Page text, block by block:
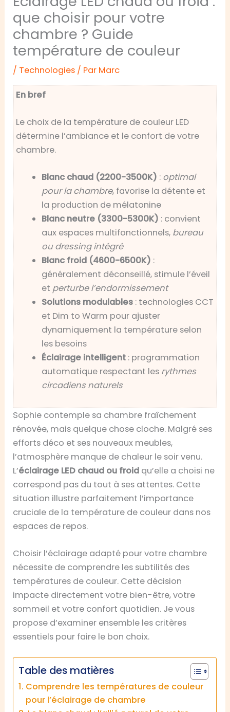
que choisir pour votre
chambre ? Guide
température de couleur
/ Technologies / Par Marc
En bref
Le choix de la température de couleur LED
détermine l’ambiance et le confort de votre
chambre.
Blanc chaud (2200-3500K) : optimal
pour la chambre, favorise la détente et
la production de mélatonine
Blanc neutre (3300-5300K) : convient
aux espaces multifonctionnels, bureau
ou dressing intégré
Blanc froid (4600-6500K) :
généralement déconseillé, stimule l’éveil
et perturbe l’endormissement
Solutions modulables: technologies CCT
et Dim to Warm pour ajuster
dynamiquement la température selon
les besoins
Éclairage intelligent: programmation
automatique respectant les rythmes
circadiens naturels
Sophie contemple sa chambre fraîchement
rénovée, mais quelque chose cloche. Malgré ses
efforts déco et ses nouveaux meubles,
l’atmosphère manque de chaleur le soir venu.
L’éclairage LED chaud ou froid qu’elle a choisi ne
correspond pas du tout à ses attentes. Cette
situation illustre parfaitement l’importance
cruciale de la température de couleur dans nos
espaces de repos.
Choisir l’éclairage adapté pour votre chambre
nécessite de comprendre les subtilités des
températures de couleur. Cette décision
impacte directement votre bien-être, votre
sommeil et votre confort quotidien. Je vous
propose d’examiner ensemble les critères
essentiels pour faire le bon choix.
Table des matières
Comprendre les températures de couleur
pour l’éclairage de chambre